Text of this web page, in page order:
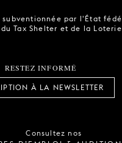
subventionnée par l'État
Tax Shelter et de la
RESTEZ INFORMÉ
À LA NEWSLETTER
Consultez nos